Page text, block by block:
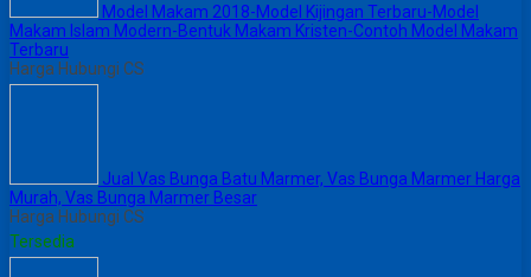
Model Makam 2018-Model Kijingan Terbaru-Model
Makam Islam Modern-Bentuk Makam Kristen-Contoh Model Makam
Terbaru
Harga Hubungi CS
Jual Vas Bunga Batu Marmer, Vas Bunga Marmer Harga
Murah, Vas Bunga Marmer Besar
Harga Hubungi CS
Tersedia